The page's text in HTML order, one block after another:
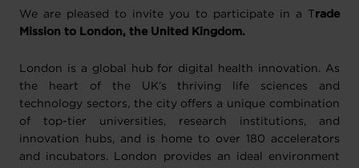
We are pleased to invite you to participate in a T rade
Mission to London, the United Kingdom.
London is a global hub for digital health innovation. As
the heart of the UK’s thriving life sciences and
technology sectors, the city offers a unique combination
of top-tier universities, research institutions, and
innovation hubs, and is home to over 180 accelerators
and incubators. London provides an ideal environment